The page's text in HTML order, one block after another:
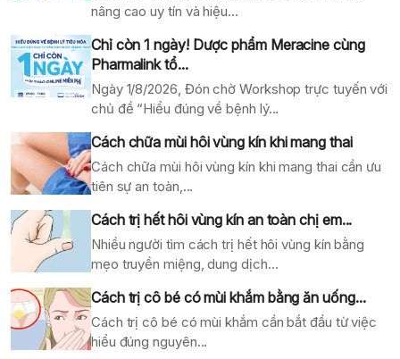
nâng cao uy tín và hiệu...
Chỉ còn 1 ngày! Dược phẩm Meracine cùng
Pharmalink tổ...
Ngày 1/8/2026, Đón chờ Workshop trực tuyến với
chủ đề “Hiểu đúng về bệnh lý...
Cách chữa mùi hôi vùng kín khi mang thai
Cách chữa mùi hôi vùng kín khi mang thai cần ưu
tiên sự an toàn,...
Cách trị hết hôi vùng kín an toàn chị em...
Nhiều người tìm cách trị hết hôi vùng kín bằng
mẹo truyền miệng, dung dịch...
Cách trị cô bé có mùi khắm bằng ăn uống...
Cách trị cô bé có mùi khắm cần bắt đầu từ việc
hiểu đúng nguyên...